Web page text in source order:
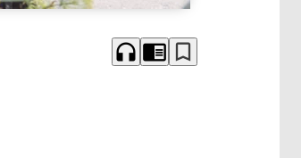
headphones chrome_reader_mode bookmark_border